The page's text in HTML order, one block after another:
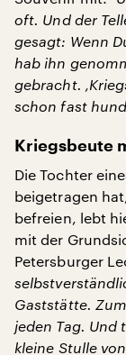
oft. Und der
gesagt: Wenn
hab ihn
gebracht.
schon fast
Kriegsbeute
Die Tochter
beigetragen
befreien, lebt
mit der
Petersburger
Gaststätte.
jeden Tag. Und
kleine Stulle